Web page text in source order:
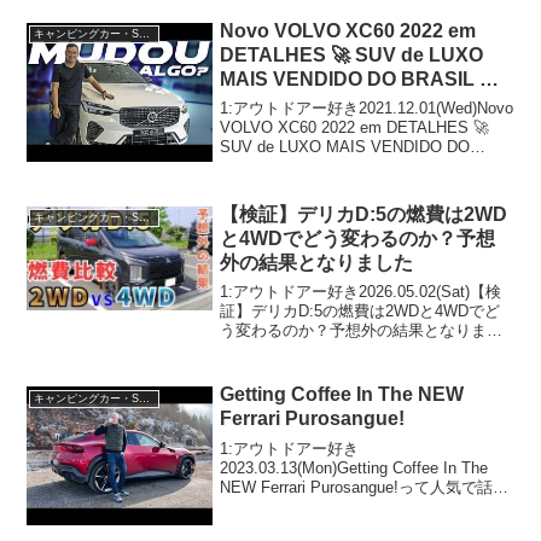
Novo VOLVO XC60 2022 em
DETALHES 🚀 SUV de LUXO
MAIS VENDIDO DO BRASIL 🤔
Mais CONECTADO e SEGURO?
1:アウトドアー好き2021.12.01(Wed)Novo
VOLVO XC60 2022 em DETALHES 🚀
SUV de LUXO MAIS VENDIDO DO
キャンピングカー・SUV人気車種
【検証】デリカD:5の燃費は2WD
と4WDでどう変わるのか？予想
外の結果となりました
1:アウトドアー好き2026.05.02(Sat)【検
証】デリカD:5の燃費は2WDと4WDでど
う変わるのか？予想外の結果となりまし
2026.05.02(Sat)この動画は注目で...
Getting Coffee In The NEW
Ferrari Purosangue!
1:アウトドアー好き
2023.03.13(Mon)Getting Coffee In The
NEW Ferrari Purosangue!って人気で話題